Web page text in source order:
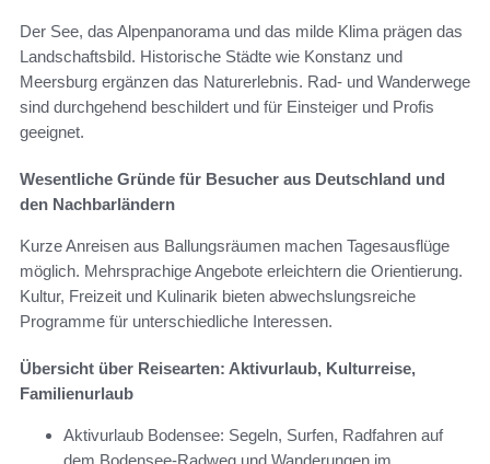
Der See, das Alpenpanorama und das milde Klima prägen das
Landschaftsbild. Historische Städte wie Konstanz und
Meersburg ergänzen das Naturerlebnis. Rad- und Wanderwege
sind durchgehend beschildert und für Einsteiger und Profis
geeignet.
Wesentliche Gründe für Besucher aus Deutschland und
den Nachbarländern
Kurze Anreisen aus Ballungsräumen machen Tagesausflüge
möglich. Mehrsprachige Angebote erleichtern die Orientierung.
Kultur, Freizeit und Kulinarik bieten abwechslungsreiche
Programme für unterschiedliche Interessen.
Übersicht über Reisearten: Aktivurlaub, Kulturreise,
Familienurlaub
Aktivurlaub Bodensee: Segeln, Surfen, Radfahren auf
dem Bodensee-Radweg und Wanderungen im